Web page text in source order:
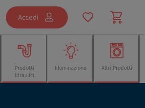
Accedi
Prodotti
Idraulici
Illuminazione Altri Prodotti